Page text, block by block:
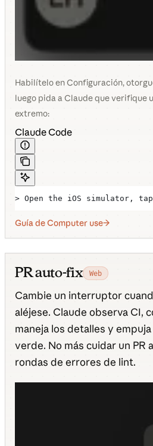
Habilítelo en Configuración,
luego pida a Claude que verifique
extremo:
Claude Code
> Open the iOS simulator,
Guía de Computer use
PR auto-fix Web
Cambie un interruptor
aléjese. Claude observa CI,
maneja los detalles y
verde. No más cuidar un PR
rondas de errores de lint.